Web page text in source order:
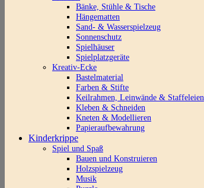
Bänke, Stühle & Tische
Hängematten
Sand- & Wasserspielzeug
Sonnenschutz
Spielhäuser
Spielplatzgeräte
Kreativ-Ecke
Bastelmaterial
Farben & Stifte
Keilrahmen, Leinwände & Staffeleien
Kleben & Schneiden
Kneten & Modellieren
Papieraufbewahrung
Kinderkrippe
Spiel und Spaß
Bauen und Konstruieren
Holzspielzeug
Musik